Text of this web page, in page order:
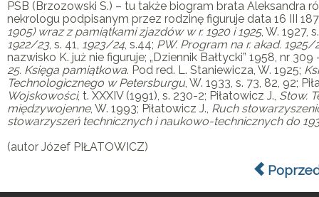
PSB (Brzozowski S.) – tu także biogram brata Aleksandra
nekrologu podpisanym przez rodzinę figuruje data 16 III
1905) wraz z pamiątkami zjazdów w r. 1920 i 1925, W. 1927,
1922/23, s. 41, 1923/24, s.44; PW. Program na r. akad. 1925/
nazwisko K. już nie figuruje; „Dziennik Bałtycki” 1958, nr
25. Księga pamiątkowa. Pod red. L. Staniewicza, W. 1925;
Technologicznego w Petersburgu, W. 1933, s. 73, 82, 92;
Wojskowości, t. XXXIV (1991), s. 230-2; Piłatowicz J., Stow.
międzywojenne, W. 1993; Piłatowicz J., Ruch
stowarzyszeń technicznych i naukowo-technicznych do
(autor Józef PIŁATOWICZ)